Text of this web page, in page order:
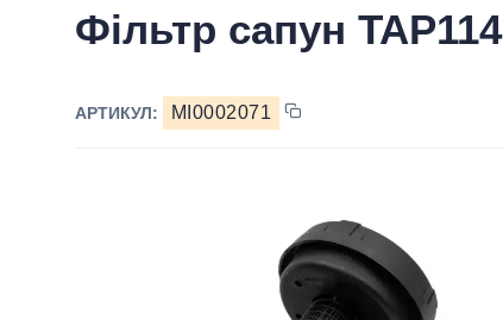
Фільтр сапун TAP114
АРТИКУЛ: MI0002071